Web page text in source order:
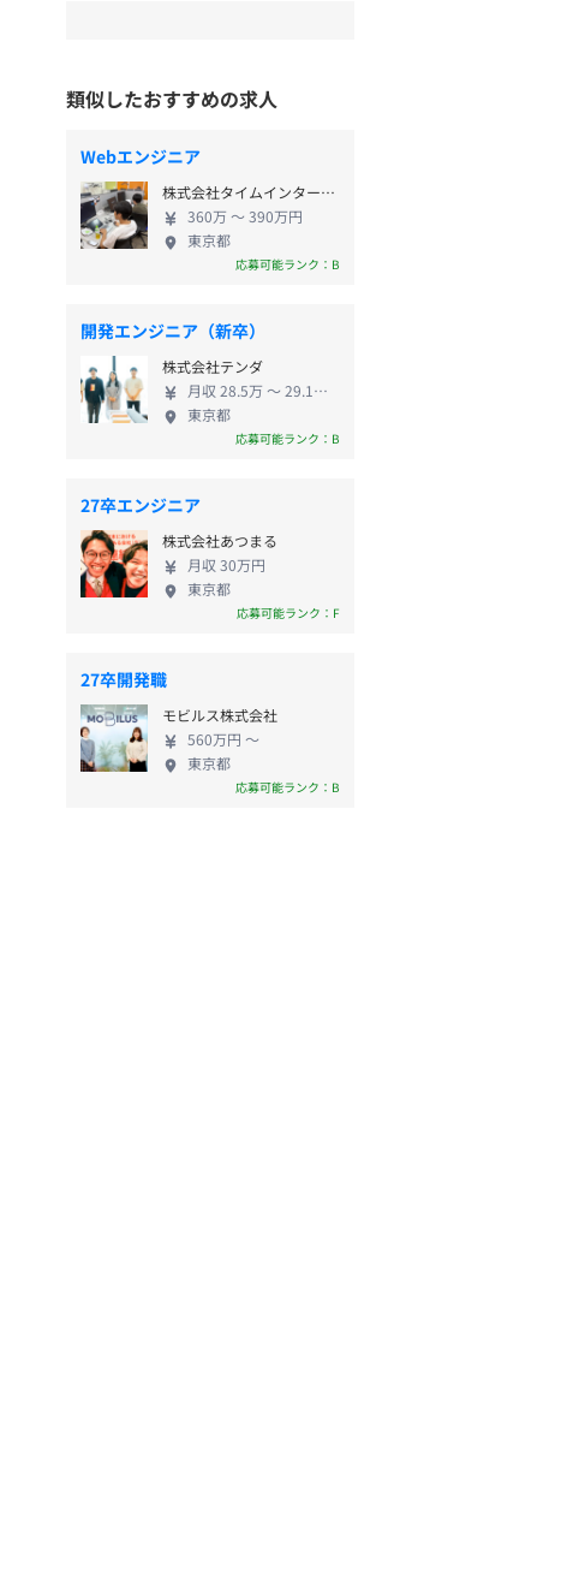
類似したおすすめの求人
Webエンジニア
株式会社タイムインターメディア
360万 〜 390万円
東京都
応募可能ランク：B
開発エンジニア（新卒）
株式会社テンダ
月収 28.5万 〜 29.1万円
東京都
応募可能ランク：B
27卒エンジニア
株式会社あつまる
月収 30万円
東京都
応募可能ランク：F
27卒開発職
モビルス株式会社
560万円 〜
東京都
応募可能ランク：B